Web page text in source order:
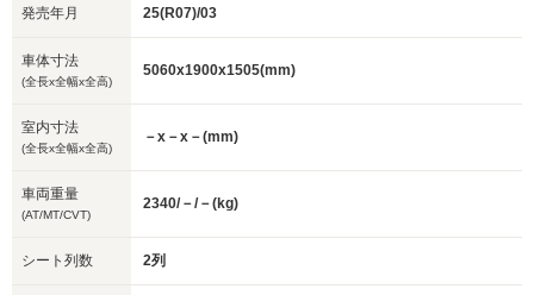
発売年月 25(R07)/03
車体寸法
(全長x全幅x全高)
5060x1900x1505(mm)
室内寸法
(全長x全幅x全高)
－x－x－(mm)
車両重量
(AT/MT/CVT)
2340/－/－(kg)
シート列数 2列